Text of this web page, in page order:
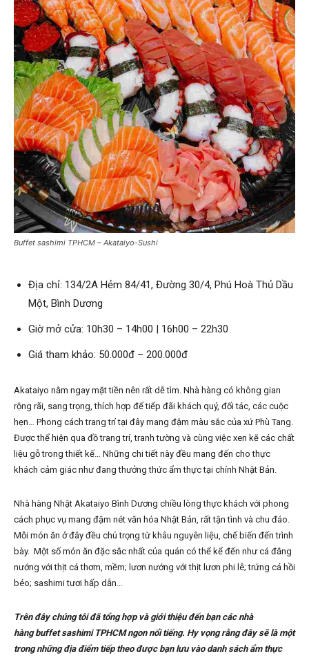
Buffet sashimi TPHCM – Akataiyo-Sushi
Địa chỉ: 134/2A Hẻm 84/41, Đường 30/4, Phú Hoà Thủ Dầu
Một, Bình Dương
Giờ mở cửa: 10h30 – 14h00 | 16h00 – 22h30
Giá tham khảo: 50.000đ – 200.000đ
Akataiyo nằm ngay mặt tiền nên rất dễ tìm. Nhà hàng có không gian
rộng rãi, sang trọng, thích hợp để tiếp đãi khách quý, đối tác, các cuộc
hẹn… Phong cách trang trí tại đây mang đậm màu sắc của xứ Phù Tang.
Được thể hiện qua đồ trang trí, tranh tường và cùng việc xen kẽ các chất
liệu gỗ trong thiết kế… Những chi tiết này đều mang đến cho thực
khách cảm giác như đang thưởng thức ẩm thực tại chính Nhật Bản.
Nhà hàng Nhật Akataiyo Bình Dương chiều lòng thực khách với phong
cách phục vụ mang đậm nét văn hóa Nhật Bản, rất tận tình và chu đáo.
Mỗi món ăn ở đây đều chú trọng từ khâu nguyên liệu, chế biến đến trình
bày. Một số món ăn đặc sắc nhất của quán có thể kể đến như cá đắng
nướng với thịt cá thơm, mềm; lươn nướng với thịt lươn phi lê; trứng cá hồi
béo; sashimi tươi hấp dẫn…
Trên đây chúng tôi đã tổng hợp và giới thiệu đến bạn các nhà
hàng buffet sashimi TPHCM ngon nổi tiếng. Hy vọng rằng đây sẽ là một
trong những địa điểm tiếp theo được bạn lưu vào danh sách ẩm thực